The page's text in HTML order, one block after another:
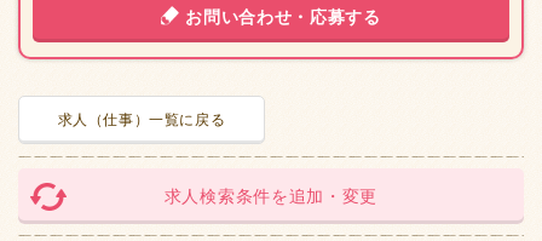
お問い合わせ・応募する
求人（仕事）一覧に戻る
求人検索条件を追加・変更